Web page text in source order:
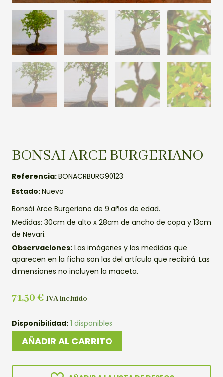
BONSAI ARCE BURGERIANO
Referencia:BONACRBURG90123
Estado:Nuevo
Bonsái Arce Burgeriano de 9 años de edad.
Medidas: 30cm de alto x 28cm de ancho de copa y 13cm
de Nevari.
Observaciones: Las imágenes y las medidas que
aparecen en la ficha son las del artículo que recibirá. Las
dimensiones no incluyen la maceta.
71,50 € IVA incluído
Disponibilidad: 1 disponibles
BONSAI
BURGERIANO
AÑADIR AL CARRITO